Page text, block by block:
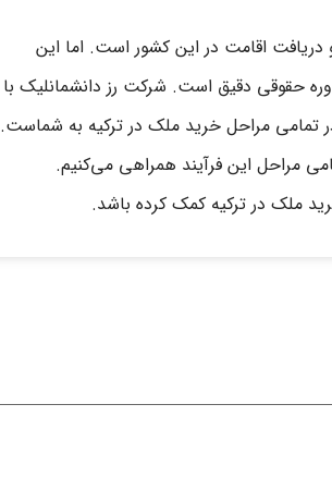
اقامت در این کشور است. اما این
حقوقی دقیق است. شرکت رز دانشمانلیک با
تمامی مراحل خرید ملک در ترکیه به شماست.
مراحل این فرآیند همراهی می‌کنیم.
ملک در ترکیه کمک کرده باشد.